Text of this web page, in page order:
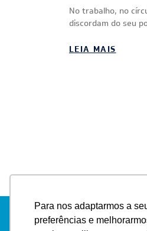
Para nos adaptarmos a
preferências e
No trabalho, no
discordam do seu
LEIA MAIS